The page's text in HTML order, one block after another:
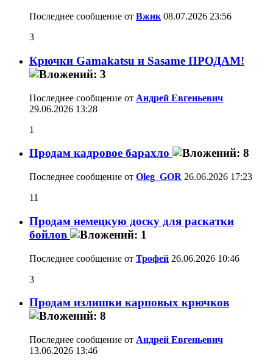
Последнее сообщение от Вжик 08.07.2026 23:56
3
Крючки Gamakatsu и Sasame ПРОДАМ!
Последнее сообщение от Андрей Евгеньевич
29.06.2026 13:28
1
Продам кадровое барахло
Последнее сообщение от Oleg_GOR 26.06.2026 17:23
11
Продам немецкую доску для раскатки
бойлов
Последнее сообщение от Трофей 26.06.2026 10:46
3
Продам излишки карповых крючков
Последнее сообщение от Андрей Евгеньевич
13.06.2026 13:46